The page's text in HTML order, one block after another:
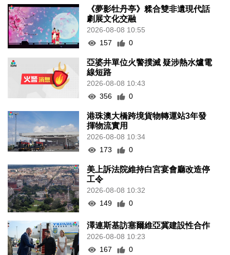
《夢影牡丹亭》糅合雙非遺現代話
劇展文化交融
2026-08-08 10:55
157
0
亞婆井單位火警撲滅 疑涉熱水爐電
線短路
2026-08-08 10:43
356
0
港珠澳大橋跨境貨物轉運站3年發
揮物流實用
2026-08-08 10:34
173
0
美上訴法院維持白宮宴會廳改造停
工令
2026-08-08 10:32
149
0
澤連斯基訪塞爾維亞冀建設性合作
2026-08-08 10:23
167
0